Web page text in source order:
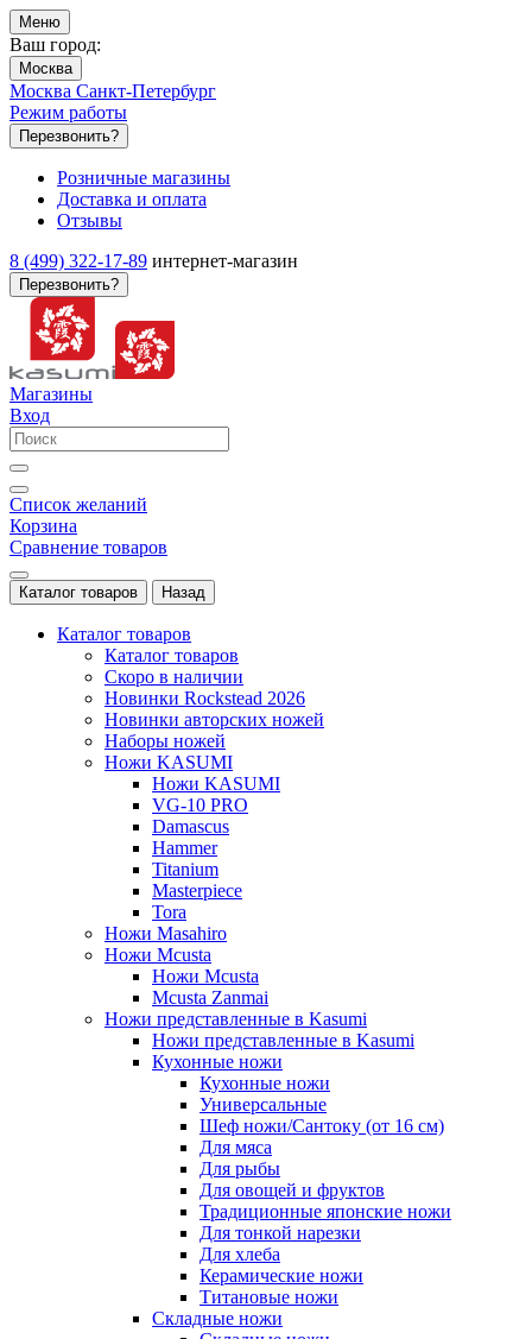
Меню
Ваш город:
Москва
Москва Санкт-Петербург
Режим работы
Перезвонить?
Розничные магазины
Доставка и оплата
Отзывы
8 (499) 322-17-89 интернет-магазин
Перезвонить?
Магазины
Вход
Список желаний
Корзина
Сравнение товаров
Каталог товаров Назад
Каталог товаров
Каталог товаров
Скоро в наличии
Новинки Rockstead 2026
Новинки авторских ножей
Наборы ножей
Ножи KASUMI
Ножи KASUMI
VG-10 PRO
Damascus
Hammer
Titanium
Masterpiece
Tora
Ножи Masahiro
Ножи Mcusta
Ножи Mcusta
Mcusta Zanmai
Ножи представленные в Kasumi
Ножи представленные в Kasumi
Кухонные ножи
Кухонные ножи
Универсальные
Шеф ножи/Сантоку (от 16 см)
Для мяса
Для рыбы
Для овощей и фруктов
Традиционные японские ножи
Для тонкой нарезки
Для хлеба
Керамические ножи
Титановые ножи
Складные ножи